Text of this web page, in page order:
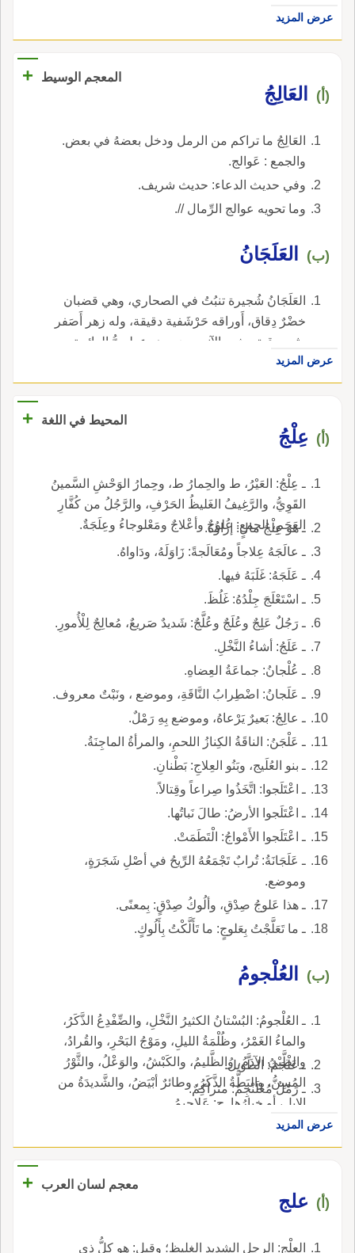
عرض المزيد
المعجم الوسيط +
(أ) العَالِجُ
العَالِجُ ما تراكم من الرمل ودخل بعضهُ في بعض.
والجمع : عَوالج.
وفي حديث الدعاء: حديث شريف.
وما تحويه عوالج الرِّمال //.
(ب) العَلَجَانُ
العَلَجَانُ شُجيرة تنبُتُ في الصحاري، وهي قضبان
خضْرٌ دِقاق، أَوراقه حَرْشَفية دقيقة، وله زهر أَصَفر
وثمر دقيق يشبه الآنسيون، وهو عطريُّ الرائحة.
عرض المزيد
المحيط في اللغة +
(أ) عِلْجُ
ـ عِلْجُ: العَيْرُ، ط والحِمارُ ط، وحِمارُ الوَحْشِ السَّمينُ
القَوِيُّ، والرَّغِيفُ الغَليظُ الحَرْفِ، والرَّجُلُ من كُفَّارِ
العَجَمِ، الجمع: عُلوجٌ وأعْلاجٌ ومَعْلوجاءُ وعِلَجَةٌ.
ـ هو عِلْجُ مالٍ: إزاؤُهُ.
ـ عالَجَهُ عِلاجاً ومُعَالَجةً: زَاوَلَهُ، ودَاواهُ.
ـ عَلَجَهُ: غَلَبَهُ فيها.
ـ اسْتَعْلَجَ جِلْدُهُ: غَلُظَ.
ـ رَجُلٌ عَلِجٌ وعُلَجٌ وعُلَّجٌ: شَديدٌ صَريعٌ، مُعالِجٌ لِلْأُمورِ.
ـ عَلَجُ: أشاءُ النَّخْلِ.
ـ عُلْجانُ: جماعَةُ العِضاهِ.
ـ عَلَجانُ: اضْطِرابُ النَّاقَةِ، وموضع ، ونَبْتٌ معروف.
ـ عالِجُ: بَعيرٌ يَرْعاهُ، وموضع بِهِ رَمْلٌ.
ـ عَلْجَنُ: الناقَةُ الكِنازُ اللحمِ، والمرأةُ الماجِنَةُ.
ـ بنو العُلَيج، وبَنُو العِلاجِ: بَطْنانِ.
ـ اعْتَلَجوا: اتَّخَذُوا صِراعاً وقِتالاً.
ـ اعْتَلَجوا الأرضُ: طالَ نَباتُها.
ـ اعْتَلَجوا الأَمْواجُ: الْتَطَمَتْ.
ـ عَلَجَانَةُ: تُرابٌ تَجْمَعُهُ الرِّيحُ في أصْلِ شَجَرَةٍ،
وموضع.
ـ هذا عَلوجُ صِدْقِ، وألُوكُ صِدْقٍ: بِمعنًى.
ـ ما تَعَلَّجْتُ بِعَلوجٍ: ما تَأَلَّكْتُ بِأَلُوكٍ.
(ب) العُلْجومُ
ـ العُلْجومُ: البُسْتانُ الكثيرُ النَّخْلِ، والضِّفْدِعُ الذَّكَرُ،
والماءُ الغَمْرُ، وظُلْمَةُ الليلِ، ومَوْجُ البَحْرِ، والقُرادُ،
والظَّبْيُ الآدَمُ، والظَّليمُ، والكَبْشُ، والوَعْلُ، والثَّوْرُ
المُسِنُّ، والبَطَّةُ الذَّكَرُ، وطائرٌ أبْيَضُ، والشَّديدَةُ من
الإِبِلِ، أو خِيارُها, ج: عَلاجِيمُ.
ـ عَلْجَمُ: الطَّويلُ.
ـ رَمْلٌ مُعْلَنْجِمٌ: متراكِمٌ.
عرض المزيد
معجم لسان العرب +
(أ) علج
العِلْج: الرجل الشديد الغليظ؛ وقيل: هو كلُّ ذي